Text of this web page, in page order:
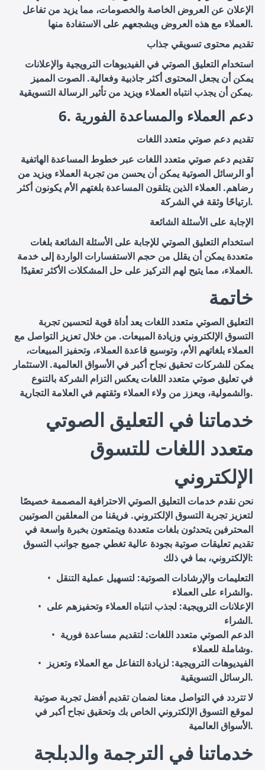
الإعلان عن العروض الخاصة والخصومات، مما يزيد من تفاعل
العملاء مع هذه العروض ويشجعهم على الاستفادة منها.
تقديم محتوى تسويقي جذاب
استخدام التعليق الصوتي في الفيديوهات الترويجية والإعلانات
يمكن أن يجعل المحتوى أكثر جاذبية وفعالية. الصوت المميز
يمكن أن يجذب انتباه العملاء ويزيد من تأثير الرسالة التسويقية.
6. دعم العملاء والمساعدة الفورية
تقديم دعم صوتي متعدد اللغات
تقديم دعم صوتي متعدد اللغات عبر خطوط المساعدة الهاتفية
أو الرسائل الصوتية يمكن أن يحسن من تجربة العملاء ويزيد من
رضاهم. العملاء الذين يتلقون المساعدة بلغتهم الأم يكونون أكثر
ارتياحًا وثقة في الشركة.
الإجابة على الأسئلة الشائعة
استخدام التعليق الصوتي للإجابة على الأسئلة الشائعة بلغات
متعددة يمكن أن يقلل من حجم الاستفسارات الواردة إلى خدمة
العملاء، مما يتيح لهم التركيز على حل المشكلات الأكثر تعقيدًا.
خاتمة
التعليق الصوتي متعدد اللغات يعد أداة قوية لتحسين تجربة
التسوق الإلكتروني وزيادة المبيعات. من خلال تعزيز التواصل مع
العملاء بلغاتهم الأم، وتوسيع قاعدة العملاء، وتحفيز المبيعات،
يمكن للشركات تحقيق نجاح أكبر في الأسواق العالمية. الاستثمار
في تعليق صوتي متعدد اللغات يعكس التزام الشركة بالتنوع
والشمولية، ويعزز من ولاء العملاء وثقتهم في العلامة التجارية.
خدماتنا في التعليق الصوتي
متعدد اللغات للتسوق
الإلكتروني
نحن نقدم خدمات التعليق الصوتي الاحترافية المصممة خصيصًا
لتعزيز تجربة التسوق الإلكتروني. فريقنا من المعلقين الصوتيين
المحترفين يتحدثون بلغات متعددة ويتمتعون بخبرة واسعة في
تقديم تعليقات صوتية بجودة عالية تغطي جميع جوانب التسوق
الإلكتروني، بما في ذلك:
التعليمات والإرشادات الصوتية: لتسهيل عملية التنقل
والشراء على العملاء.
الإعلانات الترويجية: لجذب انتباه العملاء وتحفيزهم على
الشراء.
الدعم الصوتي متعدد اللغات: لتقديم مساعدة فورية
وشاملة للعملاء.
الفيديوهات الترويجية: لزيادة التفاعل مع العملاء وتعزيز
الرسائل التسويقية.
لا تتردد في التواصل معنا لضمان تقديم أفضل تجربة صوتية
لموقع التسوق الإلكتروني الخاص بك وتحقيق نجاح أكبر في
الأسواق العالمية.
خدماتنا في الترجمة والدبلجة